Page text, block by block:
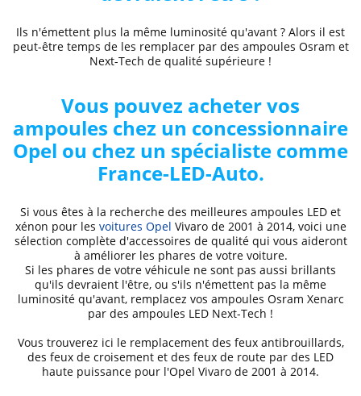
Ils n'émettent plus la même luminosité qu'avant ? Alors il est
peut-être temps de les remplacer par des ampoules Osram et
Next-Tech de qualité supérieure !
Vous pouvez acheter vos
ampoules chez un concessionnaire
Opel ou chez un spécialiste comme
France-LED-Auto.
Si vous êtes à la recherche des meilleures ampoules LED et
xénon pour les voitures Opel Vivaro de 2001 à 2014, voici une
sélection complète d'accessoires de qualité qui vous aideront
à améliorer les phares de votre voiture.
Si les phares de votre véhicule ne sont pas aussi brillants
qu'ils devraient l'être, ou s'ils n'émettent pas la même
luminosité qu'avant, remplacez vos ampoules Osram Xenarc
par des ampoules LED Next-Tech !
Vous trouverez ici le remplacement des feux antibrouillards,
des feux de croisement et des feux de route par des LED
haute puissance pour l'Opel Vivaro de 2001 à 2014.